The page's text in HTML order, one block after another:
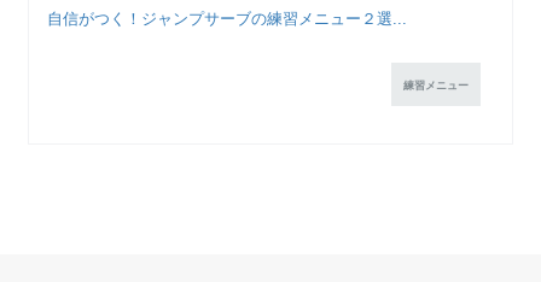
自信がつく！ジャンプサーブの練習メニュー２選...
練習メニュー